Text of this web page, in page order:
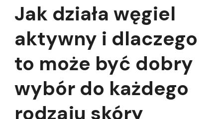
Jak działa węgiel
aktywny i dlaczego
to może być dobry
wybór do każdego
rodzaju skóry